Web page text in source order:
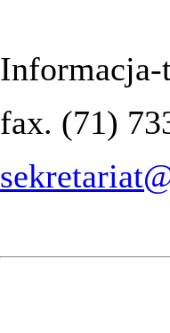
Informacja-
fax. (71)